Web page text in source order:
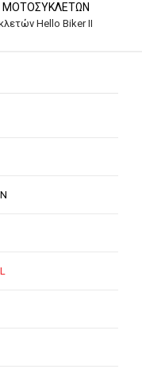
ΜΟΤΟΣΥΚΛΕΤΩΝ
Hello Biker II